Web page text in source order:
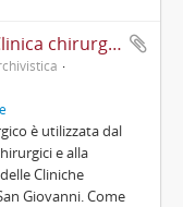
Armamentario chirurgico, poi Clinica chirurgica operativa e Clinica chirurgica
è utilizzata dal
e alla
Cliniche
Giovanni. Come